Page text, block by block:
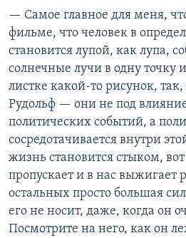
— Самое главное для меня,
фильме, что человек в
становится лупой, как лупа,
солнечные лучи в одну
листке какой-то рисунок,
Рудольф — они не под
политических событий, а
сосредотачивается внутри
жизнь становится стыком, вот
пропускает и в нас выжигает
остальных просто большая
его не носит, даже, когда он
Посмотрите на него, как он